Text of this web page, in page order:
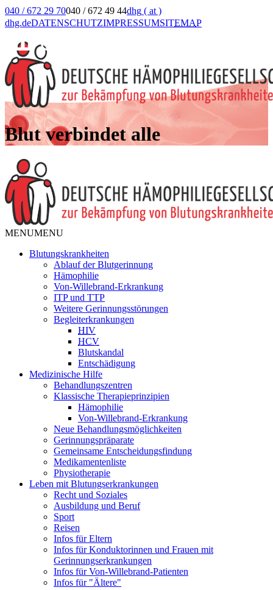
040 / 672 29 70040 / 672 49 44dhg ( at )
dhg.deDATENSCHUTZIMPRESSUMSITEMAP
Blut verbindet alle
MENUMENU
Blutungskrankheiten
Ablauf der Blutgerinnung
Hämophilie
Von-Willebrand-Erkrankung
ITP und TTP
Weitere Gerinnungsstörungen
Begleiterkrankungen
HIV
HCV
Blutskandal
Entschädigung
Medizinische Hilfe
Behandlungszentren
Klassische Therapieprinzipien
Hämophilie
Von-Willebrand-Erkrankung
Neue Behandlungsmöglichkeiten
Gerinnungspräparate
Gemeinsame Entscheidungsfindung
Medikamentenliste
Physiotherapie
Leben mit Blutungserkrankungen
Recht und Soziales
Ausbildung und Beruf
Sport
Reisen
Infos für Eltern
Infos für Konduktorinnen und Frauen mit
Gerinnungserkrankungen
Infos für Von-Willebrand-Patienten
Infos für "Ältere"